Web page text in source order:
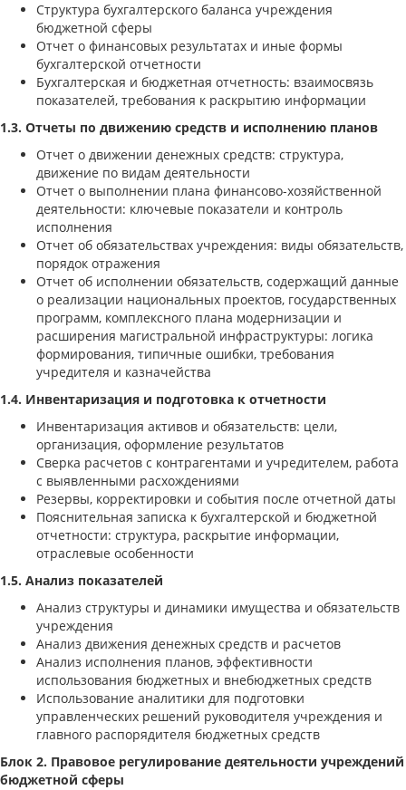
Структура бухгалтерского баланса учреждения
бюджетной сферы
Отчет о финансовых результатах и иные формы
бухгалтерской отчетности
Бухгалтерская и бюджетная отчетность: взаимосвязь
показателей, требования к раскрытию информации
1.3. Отчеты по движению средств и исполнению планов
Отчет о движении денежных средств: структура,
движение по видам деятельности
Отчет о выполнении плана финансово-хозяйственной
деятельности: ключевые показатели и контроль
исполнения
Отчет об обязательствах учреждения: виды обязательств,
порядок отражения
Отчет об исполнении обязательств, содержащий данные
о реализации национальных проектов, государственных
программ, комплексного плана модернизации и
расширения магистральной инфраструктуры: логика
формирования, типичные ошибки, требования
учредителя и казначейства
1.4. Инвентаризация и подготовка к отчетности
Инвентаризация активов и обязательств: цели,
организация, оформление результатов
Сверка расчетов с контрагентами и учредителем, работа
с выявленными расхождениями
Резервы, корректировки и события после отчетной даты
Пояснительная записка к бухгалтерской и бюджетной
отчетности: структура, раскрытие информации,
отраслевые особенности
1.5. Анализ показателей
Анализ структуры и динамики имущества и обязательств
учреждения
Анализ движения денежных средств и расчетов
Анализ исполнения планов, эффективности
использования бюджетных и внебюджетных средств
Использование аналитики для подготовки
управленческих решений руководителя учреждения и
главного распорядителя бюджетных средств
Блок 2. Правовое регулирование деятельности учреждений
бюджетной сферы